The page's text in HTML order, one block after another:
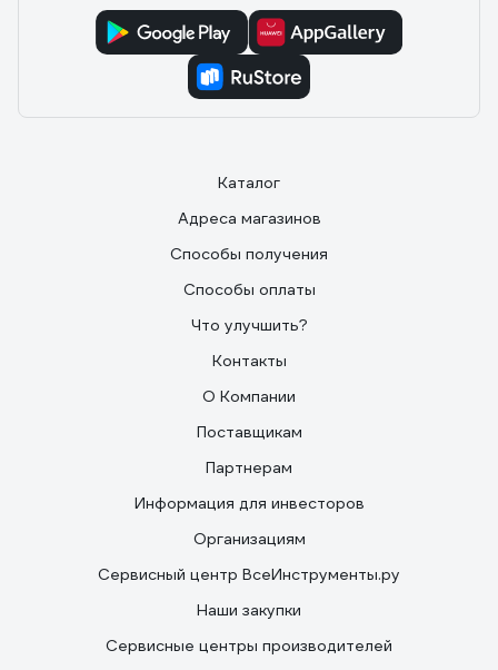
Каталог
Адреса магазинов
Способы получения
Способы оплаты
Что улучшить?
Контакты
О Компании
Поставщикам
Партнерам
Информация для инвесторов
Организациям
Сервисный центр ВсеИнструменты.ру
Наши закупки
Сервисные центры производителей